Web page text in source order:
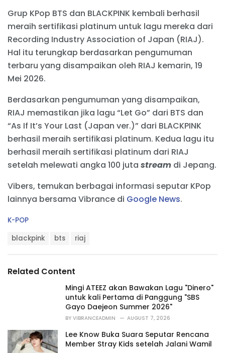
Grup KPop BTS dan BLACKPINK kembali berhasil
meraih sertifikasi platinum untuk lagu mereka dari
Recording Industry Association of Japan (RIAJ).
Hal itu terungkap berdasarkan pengumuman
terbaru yang disampaikan oleh RIAJ kemarin, 19
Mei 2026.
Berdasarkan pengumuman yang disampaikan,
RIAJ memastikan jika lagu “Let Go” dari BTS dan
“As If It’s Your Last (Japan ver.)” dari BLACKPINK
berhasil meraih sertifikasi platinum. Kedua lagu itu
berhasil meraih sertifikasi platinum dari RIAJ
setelah melewati angka 100 juta stream di Jepang.
Vibers, temukan berbagai informasi seputar KPop
lainnya bersama Vibrance di Google News.
C
r
K-POP
:
blackpink bts riaj
Related Content
Mingi ATEEZ akan Bawakan Lagu "Dinero"
untuk kali Pertama di Panggung "SBS
Gayo Daejeon Summer 2026"
BY VIBRANCEADMIN AUGUST 7, 2026
Lee Know Buka Suara Seputar Rencana
Member Stray Kids setelah Jalani Wamil